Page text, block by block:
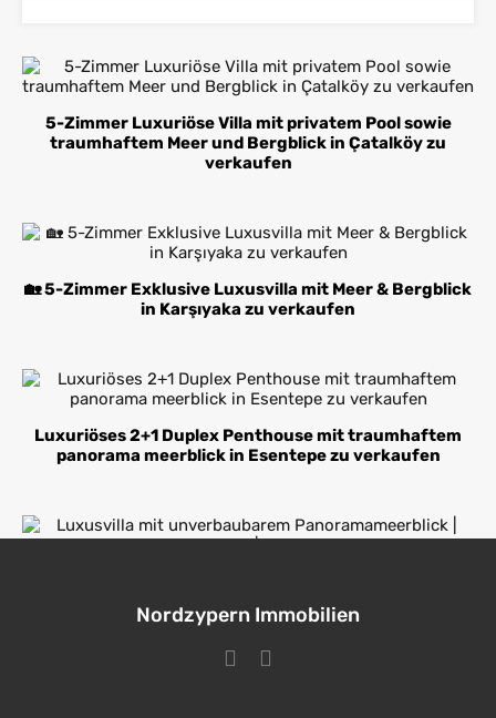
5-Zimmer Luxuriöse Villa mit privatem Pool sowie
traumhaftem Meer und Bergblick in Çatalköy zu
verkaufen
🏡 5-Zimmer Exklusive Luxusvilla mit Meer & Bergblick
in Karşıyaka zu verkaufen
Luxuriöses 2+1 Duplex Penthouse mit traumhaftem
panorama meerblick in Esentepe zu verkaufen
Nordzypern Immobilien